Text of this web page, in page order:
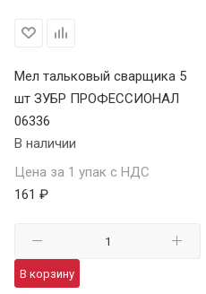
Мел тальковый сварщика 5
шт ЗУБР ПРОФЕССИОНАЛ
06336
В наличии
Цена за 1 упак с НДС
161 ₽
В корзину